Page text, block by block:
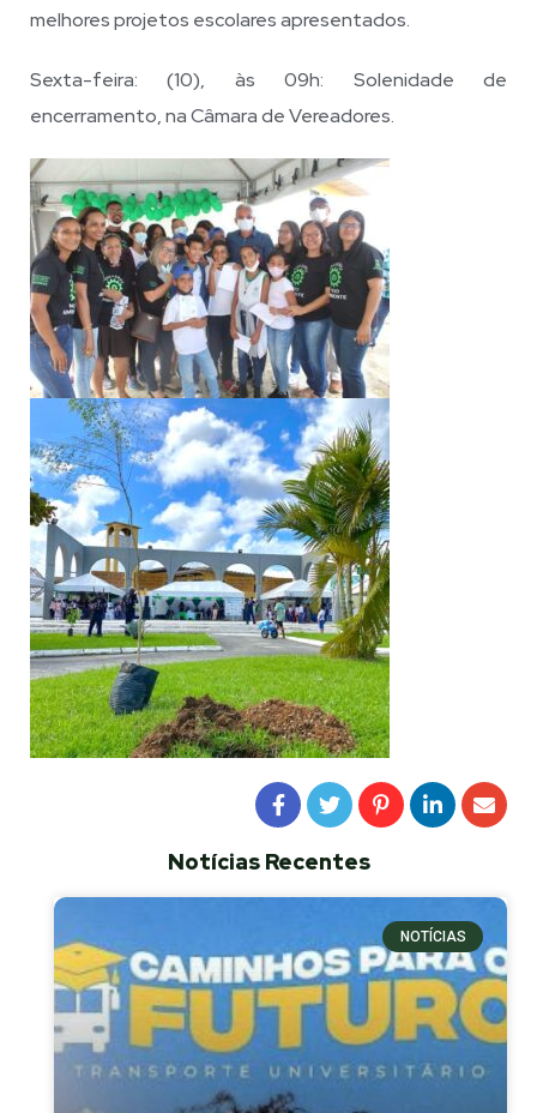
melhores projetos escolares apresentados.
Sexta-feira: (10), às 09h: Solenidade de
encerramento, na Câmara de Vereadores.
Notícias Recentes
NOTÍCIAS